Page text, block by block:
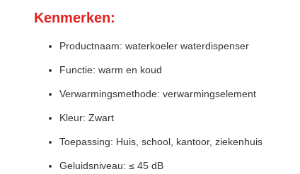
Kenmerken:
Productnaam: waterkoeler waterdispenser
Functie: warm en koud
Verwarmingsmethode: verwarmingselement
Kleur: Zwart
Toepassing: Huis, school, kantoor, ziekenhuis
Geluidsniveau: ≤ 45 dB